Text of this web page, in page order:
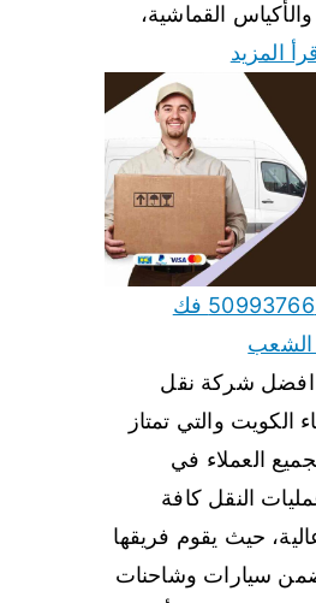
القماشية،
المزيد
نقل عفش الشعب 50993766 فك
الشعب
شركة نقل
والتي تمتاز
العملاء في
النقل كافة
حيث يقوم فريقها
ضمن سيارات وشاحنات